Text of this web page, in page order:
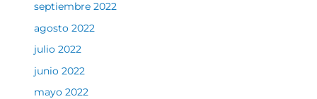
septiembre 2022
agosto 2022
julio 2022
junio 2022
mayo 2022